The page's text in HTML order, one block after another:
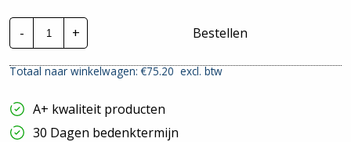
-
Steinel
P-
serie
Plafond-/wandarmatuur
|
056063
hoeveelheid
+ Bestellen
Totaal naar winkelwagen: €75.20excl. btw
A+ kwaliteit producten
30 Dagen bedenktermijn